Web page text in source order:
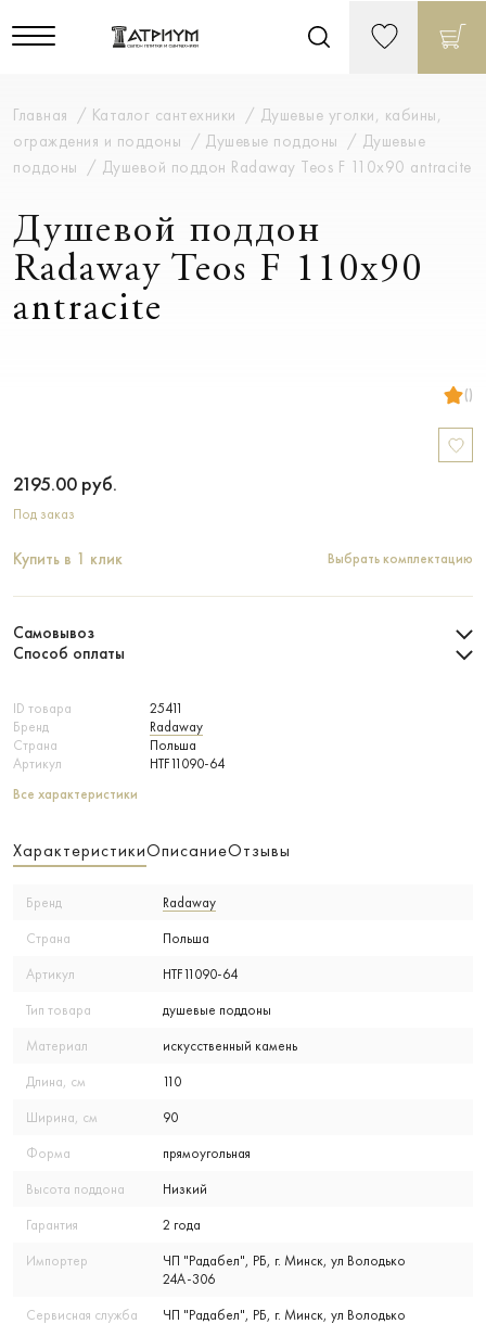
Главная Каталог сантехники
Душевые уголки, кабины,
ограждения и поддоны
Душевые поддоны
Душевые
поддоны
Душевой поддон Radaway Teos F 110x90 antracite
Душевой поддон
Radaway Teos F 110x90
antracite
()
ID товара
25411
Бренд
Radaway
Страна
Польша
Артикул
HTF11090-64
Все характеристики
2195.00 руб.
Под заказ
Купить в 1 клик Выбрать комплектацию
Самовывоз
Способ оплаты
ХарактеристикиОписаниеОтзывы
Бренд Radaway
Страна Польша
Артикул HTF11090-64
Тип товара душевые поддоны
Материал искусственный камень
Длина, см 110
Ширина, см 90
Форма прямоугольная
Высота поддона Низкий
Гарантия 2 года
Импортер
ЧП "Радабел", РБ, г. Минск, ул Володько
24А-306
Сервисная служба
ЧП "Радабел", РБ, г. Минск, ул Володько